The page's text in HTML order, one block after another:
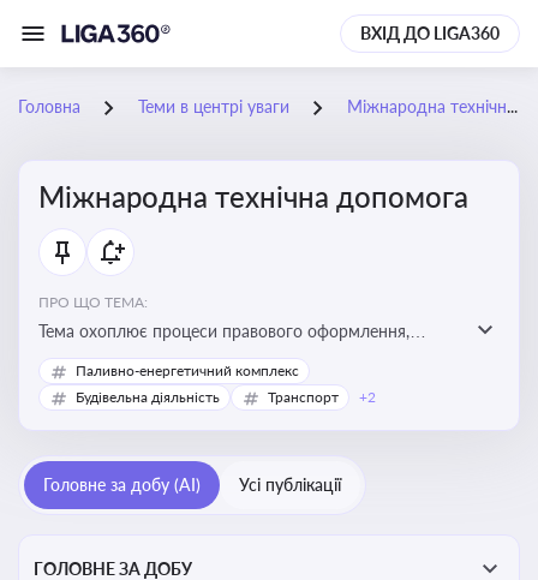
ВХІД ДО LIGA360
Головна Теми в центрі уваги Міжнародна технічна допомога
Міжнародна технічна допомога
ПРО ЩО ТЕМА:
Тема охоплює процеси правового оформлення,
адміністрування і контролю технічної допомоги, що
надається Україні з-за кордону, і є критично
Паливно-енергетичний комплекс
Будівельна діяльність
Транспорт +2
Головне за добу (AI) Усі публікації
ГОЛОВНЕ ЗА ДОБУ